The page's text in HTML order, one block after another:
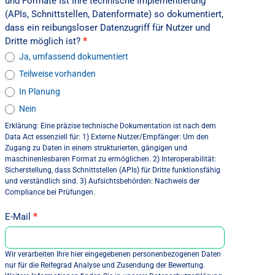
(APIs, Schnittstellen, Datenformate) so dokumentiert,
dass ein reibungsloser Datenzugriff für Nutzer und
Dritte möglich ist? *
Ja, umfassend dokumentiert
Teilweise vorhanden
In Planung
Nein
Erklärung: Eine präzise technische Dokumentation ist nach dem
Data Act essenziell für: 1) Externe Nutzer/Empfänger: Um den
Zugang zu Daten in einem strukturierten, gängigen und
maschinenlesbaren Format zu ermöglichen. 2) Interoperabilität:
Sicherstellung, dass Schnittstellen (APIs) für Dritte funktionsfähig
und verständlich sind. 3) Aufsichtsbehörden: Nachweis der
Compliance bei Prüfungen.
E-Mail *
Wir verarbeiten Ihre hier eingegebenen personenbezogenen Daten
nur für die Reifegrad Analyse und Zusendung der Bewertung.